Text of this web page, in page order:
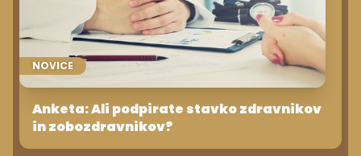
NOVICE
Anketa: Ali podpirate stavko zdravnikov
in zobozdravnikov?